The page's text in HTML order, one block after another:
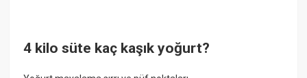
4 kilo süte kaç kaşık yoğurt?